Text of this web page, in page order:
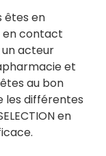
êtes en
en contact
un acteur
et
au bon
les différentes
en